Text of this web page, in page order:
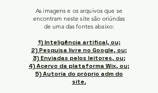
As imagens e os arquivos que se
encontram neste site são oriúndas
de uma das fontes abaixo:
1) Inteligência artifical, ou;
2) Pesquisa livre no Google, ou;
3) Enviadas pelos leitores, ou;
4) Acervo da plataforma Wix, ou;
5) Autoria do próprio adm do
site.